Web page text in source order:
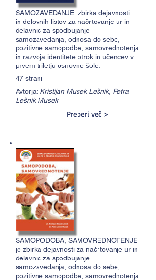
SAMOZAVEDANJE: zbirka dejavnosti
in delovnih listov za načrtovanje ur in
delavnic za spodbujanje
samozavedanja, odnosa do sebe,
pozitivne samopodbe, samovrednotenja
in razvoja identitete otrok in učencev v
prvem triletju osnovne šole.
47 strani
Avtorja: Kristijan Musek Lešnik, Petra
Lešnik Musek
Preberi več >
SAMOPODOBA, SAMOVREDNOTENJE
je zbirka dejavnosti za načrtovanje ur in
delavnic za spodbujanje
samozavedanja, odnosa do sebe,
pozitivne samopodbe, samovrednotenja